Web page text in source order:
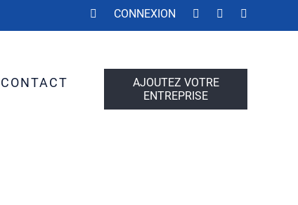
CONNEXION
AJOUTEZ VOTRE
ENTREPRISE
CONTACT